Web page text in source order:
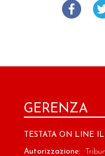
GERENZA
TESTATA ON LINE
Autorizzazione: